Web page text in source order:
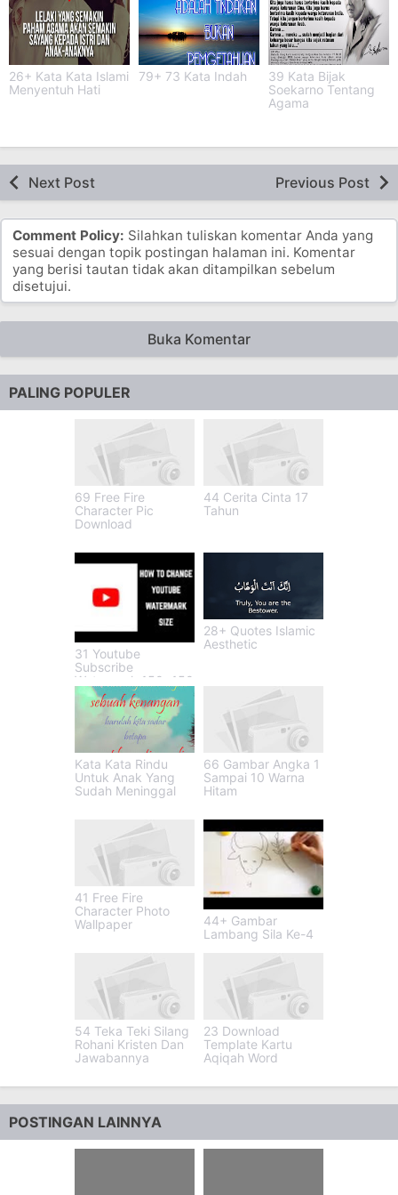
26+ Kata Kata Islami
Menyentuh Hati
79+ 73 Kata Indah
39 Kata Bijak
Soekarno Tentang
Agama
Next Post Previous Post
Comment Policy: Silahkan tuliskan komentar Anda yang
sesuai dengan topik postingan halaman ini. Komentar
yang berisi tautan tidak akan ditampilkan sebelum
disetujui.
Buka Komentar
PALING POPULER
69 Free Fire
Character Pic
Download
44 Cerita Cinta 17
Tahun
31 Youtube
Subscribe
Watermark 150x150
28+ Quotes Islamic
Aesthetic
Kata Kata Rindu
Untuk Anak Yang
Sudah Meninggal
66 Gambar Angka 1
Sampai 10 Warna
Hitam
41 Free Fire
Character Photo
Wallpaper
44+ Gambar
Lambang Sila Ke-4
54 Teka Teki Silang
Rohani Kristen Dan
Jawabannya
23 Download
Template Kartu
Aqiqah Word
POSTINGAN LAINNYA